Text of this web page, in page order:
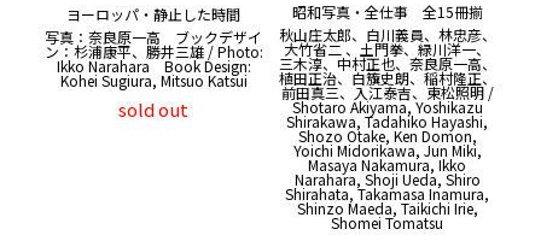
ヨーロッパ・静止した時間
写真：奈良原一高 ブックデザイ
ン：杉浦康平、勝井三雄 / Photo:
Ikko Narahara Book Design:
Kohei Sugiura, Mitsuo Katsui
sold out
昭和写真・全仕事 全15冊揃
秋山庄太郎、白川義員、林忠彦、
大竹省二 、土門拳、緑川洋一、
三木淳、中村正也、奈良原一高、
植田正治、白籏史朗、稲村隆正、
前田真三、入江泰吉、東松照明 /
Shotaro Akiyama, Yoshikazu
Shirakawa, Tadahiko Hayashi,
Shozo Otake, Ken Domon,
Yoichi Midorikawa, Jun Miki,
Masaya Nakamura, Ikko
Narahara, Shoji Ueda, Shiro
Shirahata, Takamasa Inamura,
Shinzo Maeda, Taikichi Irie,
Shomei Tomatsu